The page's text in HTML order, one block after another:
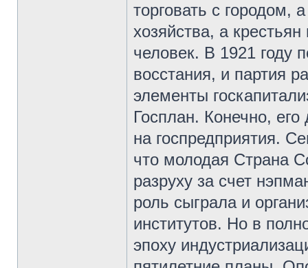
торговать с городом,
хозяйства, а
человек. В 1921 году
восстания, и партия
элементы
Госплан. Конечно,
на госпредприятия.
что молодая Страна
разруху за счет
роль сыграла и
институтов. Но в
эпоху